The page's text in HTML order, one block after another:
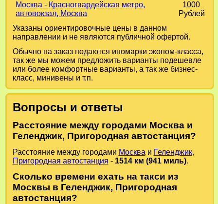
Москва - Красногвардейская метро,
автовокзал, Москва
1000
Рублей
Указаны ориентировочные цены в данном
направлении и не являются публичной офертой.
Обычно на заказ подаются иномарки эконом-класса,
так же мы можем предложить варианты подешевле
или более комфортные варианты, а так же бизнес-
класс, минивены и т.п.
Вопросы и ответы
Расстояние между городами Москва и
Геленджик, Пригородная автостанция?
Расстояние между городами Москва и Геленджик,
Пригородная автостанция - 1514 км (941 миль).
Сколько времени ехать на такси из
Москвы в Геленджик, Пригородная
автостанция?